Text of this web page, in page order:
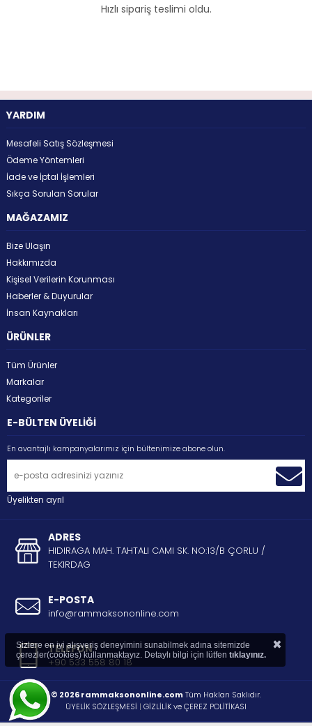
Hızlı sipariş teslimi oldu.
YARDIM
Mesafeli Satış Sözleşmesi
Ödeme Yöntemleri
İade ve İptal İşlemleri
Sıkça Sorulan Sorular
MAĞAZAMIZ
Bize Ulaşın
Hakkımızda
Kişisel Verilerin Korunması
Haberler & Duyurular
İnsan Kaynakları
ÜRÜNLER
Tüm Ürünler
Markalar
Kategoriler
E-BÜLTEN ÜYELİĞİ
En avantajlı kampanyalarımız için bültenimize abone olun.
Üyelikten ayrıl
ADRES
HIDIRAGA MAH. TAHTALI CAMI SK. NO:13/B ÇORLU /
TEKIRDAG
E-POSTA
info@rammaksononline.com
TELEFON
+90 533 558 80 18
© 2026 rammaksononline.com Tüm Hakları Saklıdır.
ÜYELİK SÖZLEŞMESİ | GİZLİLİK ve ÇEREZ POLİTİKASI
Sizlere en iyi alışveriş deneyimini sunabilmek adına sitemizde
çerezler(cookies) kullanmaktayız. Detaylı bilgi için lütfen tıklayınız. ×